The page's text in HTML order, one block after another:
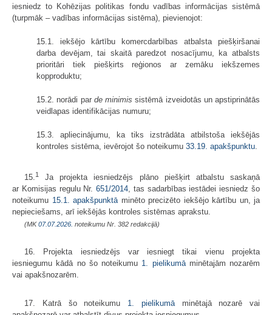
iesniedz to Kohēzijas politikas fondu vadības informācijas sistēmā
(turpmāk – vadības informācijas sistēma), pievienojot:
15.1. iekšējo kārtību komercdarbības atbalsta piešķiršanai
darba devējam, tai skaitā paredzot nosacījumu, ka atbalsts
prioritāri tiek piešķirts reģionos ar zemāku iekšzemes
kopproduktu;
15.2. norādi par de minimis sistēmā izveidotās un apstiprinātās
veidlapas identifikācijas numuru;
15.3. apliecinājumu, ka tiks izstrādāta atbilstoša iekšējās
kontroles sistēma, ievērojot šo noteikumu 33.19. apakšpunktu
15.1
Ja projekta iesniedzējs plāno piešķirt atbalstu saskaņā
ar Komisijas regulu Nr.651/2014, tas sadarbības iestādei iesniedz šo
noteikumu 15.1. apakšpunktāminēto precizēto iekšējo kārtību un, ja
nepieciešams, arī iekšējās kontroles sistēmas aprakstu.
(MK07.07.2026. noteikumu Nr. 382 redakcijā)
16. Projekta iesniedzējs var iesniegt tikai vienu projekta
iesniegumu kādā no šo noteikumu 1. pielikumāminētajām nozarēm
vai apakšnozarēm.
17. Katrā šo noteikumu 1. pielikumāminētajā nozarē vai